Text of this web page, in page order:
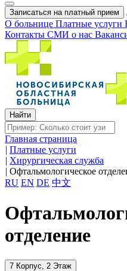
Записаться на платный прием
О больнице Платные услуги
Контакты СМИ о нас
Главная страница
| Платные услуги
| Хирургическая служба
| Офтальмологическое
RU EN DE 中文
отделение
7 Корпус, 2 Этаж